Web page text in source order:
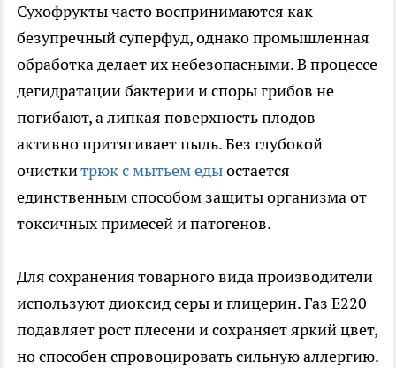
Сухофрукты часто воспринимаются как
безупречный суперфуд, однако промышленная
обработка делает их небезопасными. В процессе
дегидратации бактерии и споры грибов не
погибают, а липкая поверхность плодов
активно притягивает пыль. Без глубокой
очисткитрюк с мытьем едыостается
единственным способом защиты организма от
токсичных примесей и патогенов.
Для сохранения товарного вида производители
используют диоксид серы и глицерин. Газ Е220
подавляет рост плесени и сохраняет яркий цвет,
но способен спровоцировать сильную аллергию.